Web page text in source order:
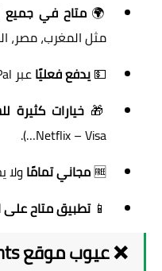
🌍متاح في جميع
مثل المغرب، مصر،
💵يدفع فعليًاعبر PayPal أو بطاقات الهدايا.
🎁خيارات كثيرة
Netflix – Visa…).
🆓مجاني تمامًاولا
📱تطبيق متاح على
❌ عيوب موقع GrabPoints